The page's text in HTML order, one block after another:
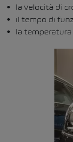
la velocità di
il tempo di
la